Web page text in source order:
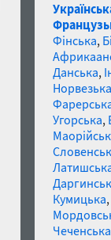
Фінська,
Данська,
Норвезька
Угорська,
Кумицька,
Чеченська